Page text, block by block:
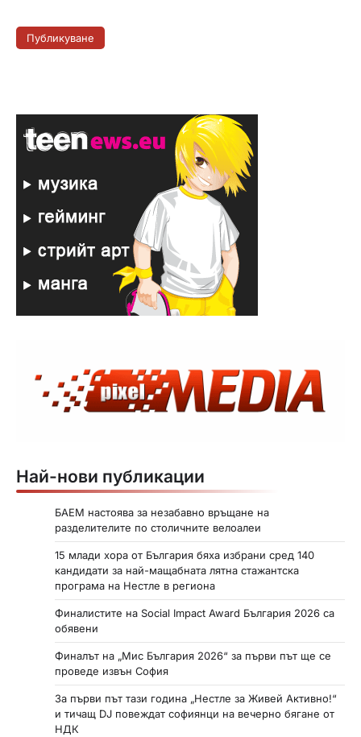
Най-нови публикации
БАЕМ настоява за незабавно връщане на
разделителите по столичните велоалеи
15 млади хора от България бяха избрани сред 140
кандидати за най-мащабната лятна стажантска
програма на Нестле в региона
Финалистите на Social Impact Award България 2026 са
обявени
Финалът на „Мис България 2026“ за първи път ще се
проведе извън София
За първи път тази година „Нестле за Живей Активно!“
и тичащ DJ повеждат софиянци на вечерно бягане от
НДК